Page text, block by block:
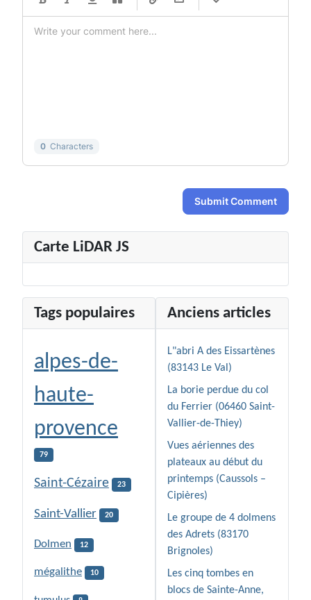
-
-
-
-
0 Characters
Submit Comment
Carte LiDAR JS
Tags populaires
alpes-de-
haute-
provence
79
Saint-Cézaire 23
Saint-Vallier 20
Dolmen 12
mégalithe 10
Anciens articles
L"abri A des Eissartènes
(83143 Le Val)
La borie perdue du col
du Ferrier (06460 Saint-
Vallier-de-Thiey)
Vues aériennes des
plateaux au début du
printemps (Caussols –
Cipières)
Le groupe de 4 dolmens
des Adrets (83170
Brignoles)
Les cinq tombes en
blocs de Sainte-Anne,